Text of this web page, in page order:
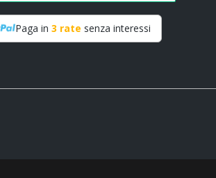
Paga in3 rate senza interessi